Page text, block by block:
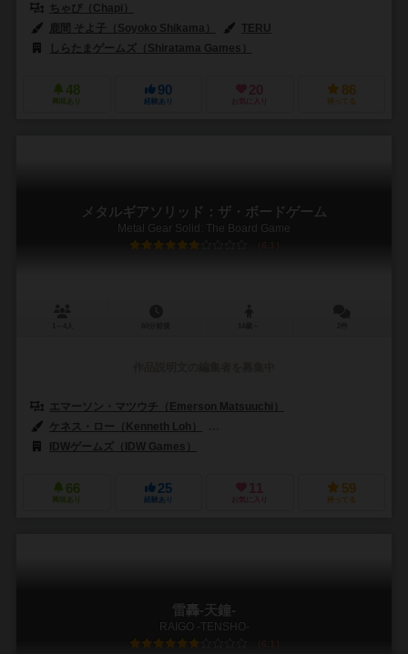
ちゃぴ（Chapi）
鹿間 そよ子（Soyoko Shikama）
TERU
しらたまゲームズ（Shiratama Games）
48
興味あり
90
経験あり
20
お気に入り
86
持ってる
メタルギアソリッド：ザ・ボードゲーム
Metal Gear Solid: The Board Game
6.1
エマーソン・マツウチ（Emerson Matsuuchi）
ケネス・ロー（Kenneth Loh）
IDWゲームズ（IDW Games）
66
興味あり
25
経験あり
11
お気に入り
59
持ってる
雷轟-天鐘-
RAIGO -TENSHO-
6.1